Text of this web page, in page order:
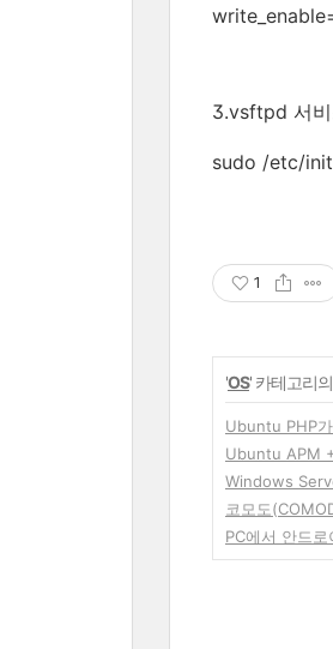
3.vsftpd 서
sudo /etc/
1
'OS' 카테고리
Ubuntu PHP
Ubuntu APM
Windows
코모도
PC에서 안드